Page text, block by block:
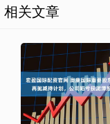
相关文章